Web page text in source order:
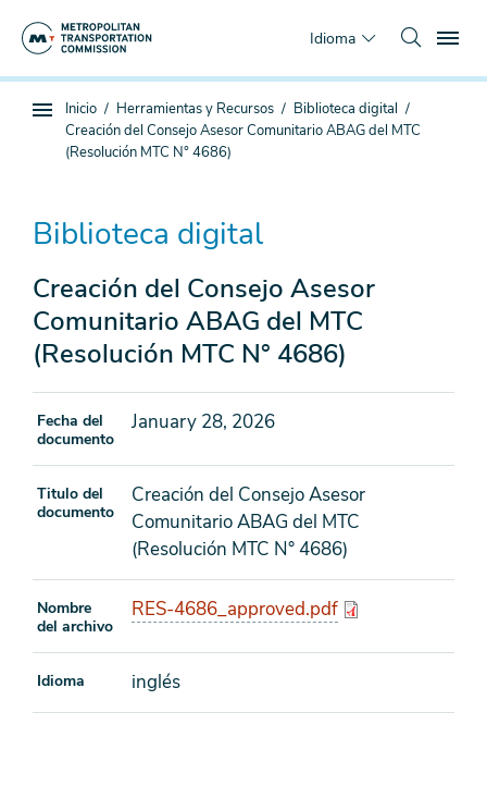
Idioma
Navegación
Estás
aquí
Inicio Herramientas y Recursos
Biblioteca digital
Creación del Consejo Asesor Comunitario ABAG del MTC
(Resolución MTC N° 4686)
Biblioteca digital
Creación del Consejo Asesor
Comunitario ABAG del MTC
(Resolución MTC N° 4686)
Fecha del
documento
January 28, 2026
Titulo del
documento
Creación del Consejo Asesor
Comunitario ABAG del MTC
(Resolución MTC N° 4686)
Nombre
del archivo
RES-4686_approved.pdf
Idioma inglés